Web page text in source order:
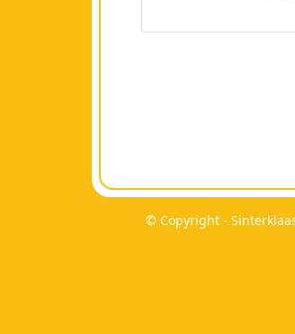
© Copyright -